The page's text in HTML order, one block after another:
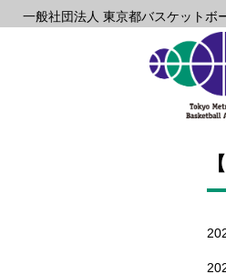
一般社団法人 東京都バスケットボ